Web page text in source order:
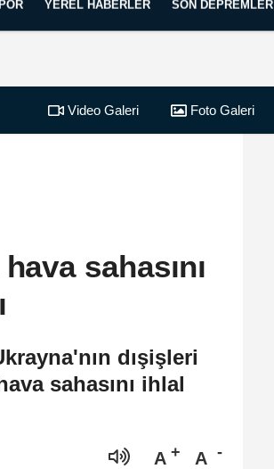
YEREL HABERLER SON DEPREMLER
Video Galeri Foto Galeri
sahasını
dışişleri
sahasını ihlal
A A